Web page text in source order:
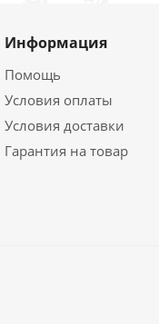
Информация
Помощь
Условия оплаты
Условия доставки
Гарантия на товар